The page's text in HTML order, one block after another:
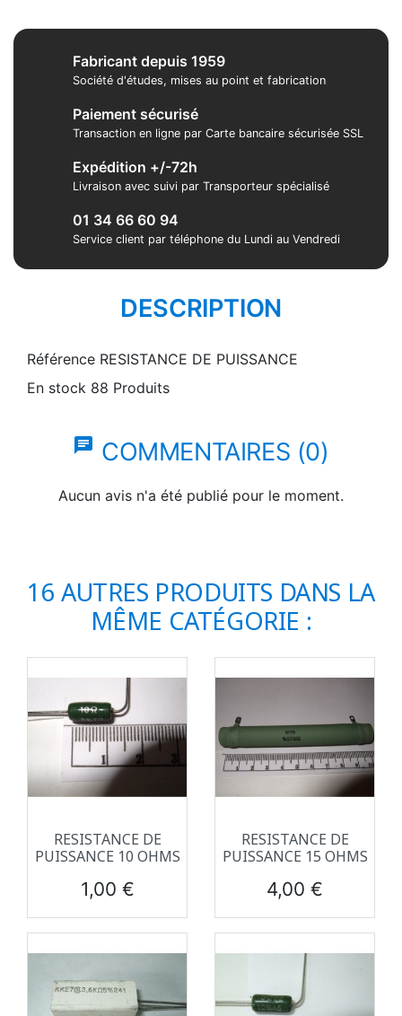
Fabricant depuis 1959
Société d'études, mises au point et fabrication
Paiement sécurisé
Transaction en ligne par Carte bancaire sécurisée SSL
Expédition +/-72h
Livraison avec suivi par Transporteur spécialisé
01 34 66 60 94
Service client par téléphone du Lundi au Vendredi
DESCRIPTION
Référence RESISTANCE DE PUISSANCE
En stock 88 Produits
chat COMMENTAIRES (0)
Aucun avis n'a été publié pour le moment.
16 AUTRES PRODUITS DANS LA
MÊME CATÉGORIE :
RESISTANCE DE
PUISSANCE 10 OHMS
Prix
1,00 €
RESISTANCE DE
PUISSANCE 15 OHMS
Prix
4,00 €